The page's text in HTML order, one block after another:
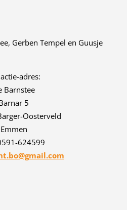
Gerben Tempel en Guusje
adres:
Barnstee
5
Oosterveld
Emmen
624599